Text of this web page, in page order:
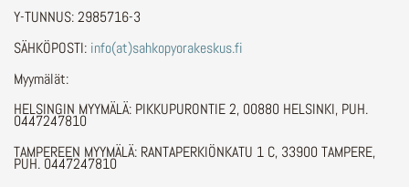
Y-TUNNUS: 2985716-3
SÄHKÖPOSTI: info(at)sahkopyorakeskus.fi
Myymälät:
HELSINGIN MYYMÄLÄ: PIKKUPURONTIE 2, 00880 HELSINKI, PUH.
0447247810
TAMPEREEN MYYMÄLÄ: RANTAPERKIÖNKATU 1 C, 33900 TAMPERE,
PUH. 0447247810